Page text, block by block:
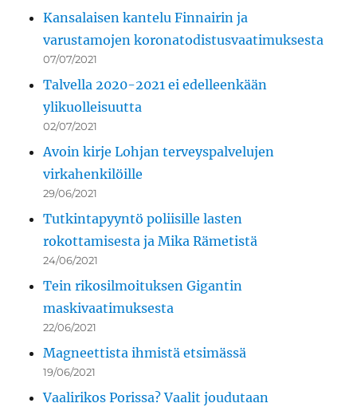
Kansalaisen kantelu Finnairin ja
varustamojen koronatodistusvaatimuksesta
07/07/2021
Talvella 2020-2021 ei edelleenkään
ylikuolleisuutta
02/07/2021
Avoin kirje Lohjan terveyspalvelujen
virkahenkilöille
29/06/2021
Tutkintapyyntö poliisille lasten
rokottamisesta ja Mika Rämetistä
24/06/2021
Tein rikosilmoituksen Gigantin
maskivaatimuksesta
22/06/2021
Magneettista ihmistä etsimässä
19/06/2021
Vaalirikos Porissa? Vaalit joudutaan